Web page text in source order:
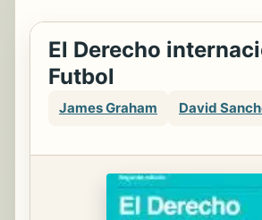
El Derecho
Futbol
James Graham David